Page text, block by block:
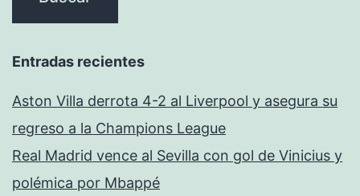
Entradas recientes
Aston Villa derrota 4-2 al Liverpool y asegura su
regreso a la Champions League
Real Madrid vence al Sevilla con gol de Vinicius y
polémica por Mbappé